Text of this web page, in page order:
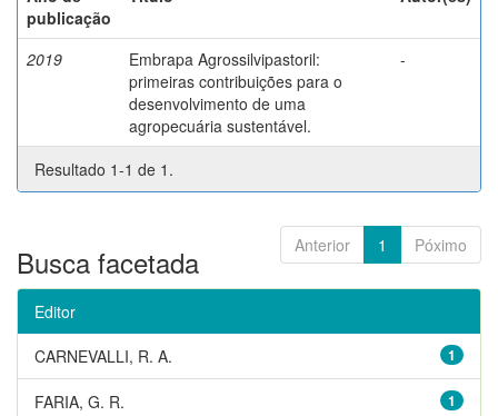
publicação
2019
Embrapa Agrossilvipastoril:
primeiras contribuições para o
desenvolvimento de uma
agropecuária sustentável.
-
Resultado 1-1 de 1.
Anterior 1 Póximo
Busca facetada
Editor
1
CARNEVALLI, R. A.
1
FARIA, G. R.